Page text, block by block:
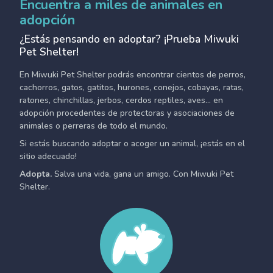
Encuentra a miles de animales en
adopción
¿Estás pensando en adoptar? ¡Prueba Miwuki
Pet Shelter!
En Miwuki Pet Shelter podrás encontrar cientos de perros,
cachorros, gatos, gatitos, hurones, conejos, cobayas, ratas,
ratones, chinchillas, jerbos, cerdos reptiles, aves... en
adopción procedentes de protectoras y asociaciones de
animales o perreras de todo el mundo.
Si estás buscando adoptar o acoger un animal, ¡estás en el
sitio adecuado!
Adopta. Salva una vida, gana un amigo. Con Miwuki Pet
Shelter.